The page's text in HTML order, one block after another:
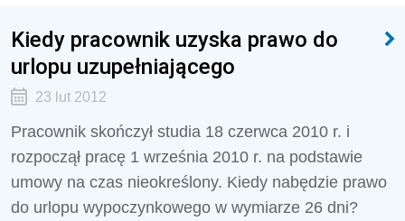
Kiedy pracownik uzyska prawo do
urlopu uzupełniającego
23 lut 2012
Pracownik skończył studia 18 czerwca 2010 r. i
rozpoczął pracę 1 września 2010 r. na podstawie
umowy na czas nieokreślony. Kiedy nabędzie prawo
do urlopu wypoczynkowego w wymiarze 26 dni?